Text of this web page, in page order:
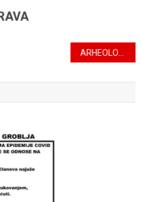
ARHEOLOŠKI ISTRAŽNI RADOVI NA LOKALITETU KUNAGORA – JAPICA